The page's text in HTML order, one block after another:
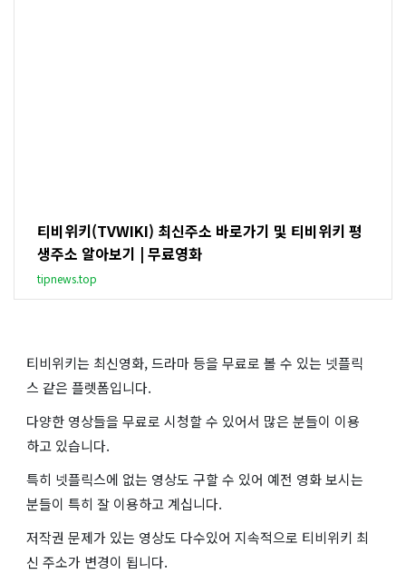
티비위키(TVWIKI) 최신주소 바로가기 및 티비위키 평
생주소 알아보기 | 무료영화
tipnews.top
티비위키는 최신영화, 드라마 등을 무료로 볼 수 있는 넷플릭
스 같은 플렛폼입니다.
다양한 영상들을 무료로 시청할 수 있어서 많은 분들이 이용
하고 있습니다.
특히 넷플릭스에 없는 영상도 구할 수 있어 예전 영화 보시는
분들이 특히 잘 이용하고 계십니다.
저작권 문제가 있는 영상도 다수있어 지속적으로 티비위키 최
신 주소가 변경이 됩니다.